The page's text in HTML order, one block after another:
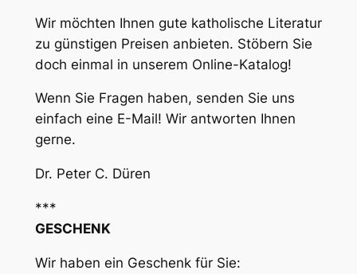
Wir möchten Ihnen gute katholische Literatur
zu günstigen Preisen anbieten. Stöbern Sie
doch einmal in unserem Online-Katalog!
Wenn Sie Fragen haben, senden Sie uns
einfach eine E-Mail! Wir antworten Ihnen
gerne.
Dr. Peter C. Düren
***
GESCHENK
Wir haben ein Geschenk für Sie: